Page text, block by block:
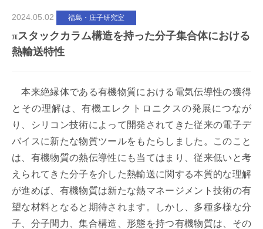
2024.05.02 福島・庄子研究室
πスタックカラム構造を持った分子集合体における
熱輸送特性
本来絶縁体である有機物質における電気伝導性の獲得
とその理解は、有機エレクトロニクスの発展につなが
り、シリコン技術によって開発されてきた従来の電子デ
バイスに新たな物質ツールをもたらしました。このこと
は、有機物質の熱伝導性にも当てはまり、従来低いと考
えられてきた分子を介した熱輸送に関する本質的な理解
が進めば、有機物質は新たな熱マネージメント技術の有
望な材料となると期待されます。しかし、多種多様な分
子、分子間力、集合構造、形態を持つ有機物質は、その